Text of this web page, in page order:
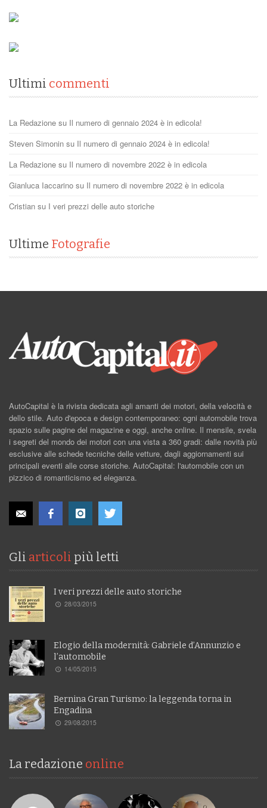
Ultimi commenti
La Redazione su Il numero di gennaio 2024 è in edicola!
Steven Simonin su Il numero di gennaio 2024 è in edicola!
La Redazione su Il numero di novembre 2022 è in edicola
Gianluca Iaccarino su Il numero di novembre 2022 è in edicola
Cristian su I veri prezzi delle auto storiche
Ultime Fotografie
AutoCapital è la rivista dedicata agli amanti dei motori, della velocità e
dello stile. Auto d'epoca e design contemporaneo: ogni automobile trova
spazio sulle pagine del magazine e oggi, anche online. Il mensile, svela
i segreti del mondo dei motori con una vista a 360 gradi: dalle novità più
esclusive alle schede tecniche delle vetture, dagli aggiornamenti sui
principali eventi alle corse storiche. AutoCapital: l'automobile con un
pizzico di romanticismo ed eleganza.
Gli articoli più letti
I veri prezzi delle auto storiche
28/03/2015
Elogio della modernità: Gabriele d’Annunzio e
l’automobile
14/05/2015
Bernina Gran Turismo: la leggenda torna in
Engadina
29/08/2015
La redazione online